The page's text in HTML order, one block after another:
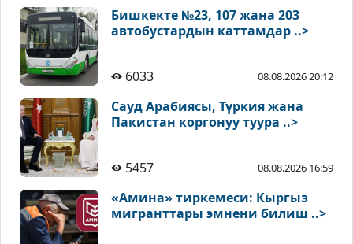
Бишкекте №23, 107 жана 203
автобустардын каттамдар ..>
6033 08.08.2026 20:12
Сауд Арабиясы, Түркия жана
Пакистан коргонуу туура ..>
5457 08.08.2026 16:59
«Амина» тиркемеси: Кыргыз
мигранттары эмнени билиш ..>